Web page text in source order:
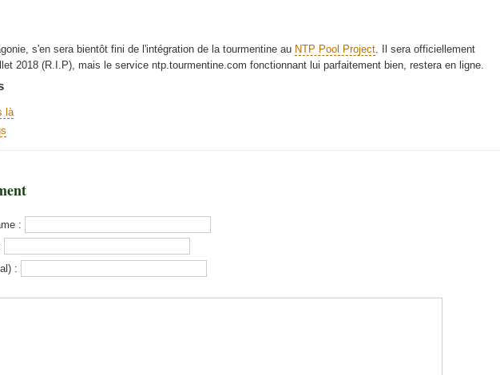
s'en sera bientôt fini de l'intégration de la tourmentine au NTP Pool Project. Il sera officiellement
2018 (R.I.P), mais le service ntp.tourmentine.com fonctionnant lui parfaitement bien, restera en ligne.
là
:
: